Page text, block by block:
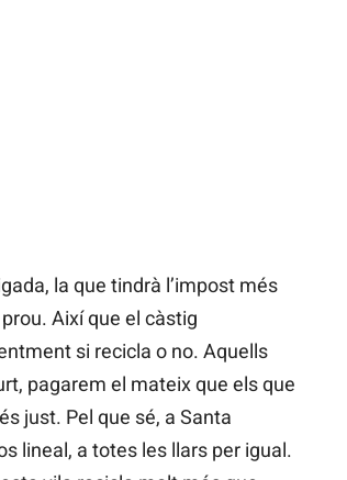
la que tindrà l’impost més
Així que el càstig
si recicla o no. Aquells
pagarem el mateix que els que
just. Pel que sé, a Santa
lineal, a totes les llars per igual.